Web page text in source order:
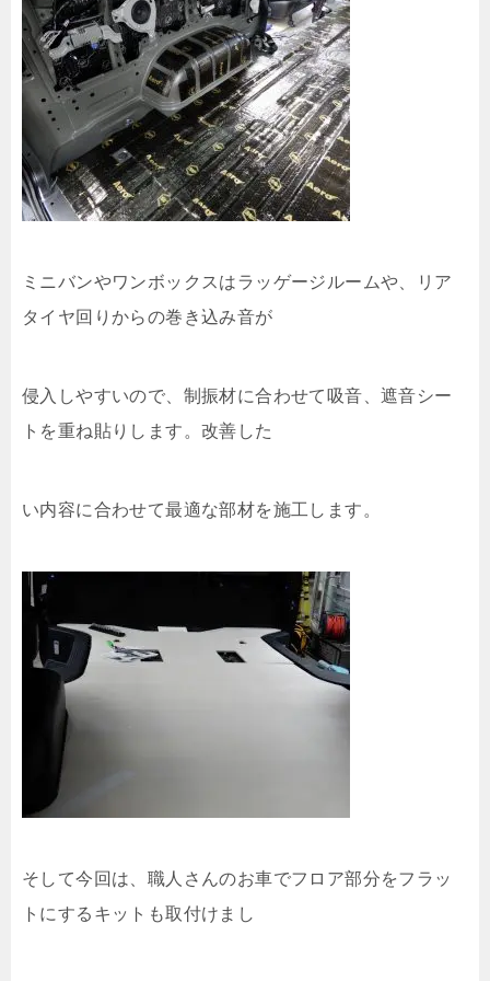
ミニバンやワンボックスはラッゲージルームや、リア
タイヤ回りからの巻き込み音が
侵入しやすいので、制振材に合わせて吸音、遮音シー
トを重ね貼りします。改善した
い内容に合わせて最適な部材を施工します。
そして今回は、職人さんのお車でフロア部分をフラッ
トにするキットも取付けまし